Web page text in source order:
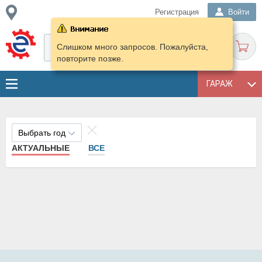
Регистрация Войти
ГАРАЖ
Слишком много запросов. Пожалуйста,
повторите позже.
Выбрать год
АКТУАЛЬНЫЕ
ВСЕ